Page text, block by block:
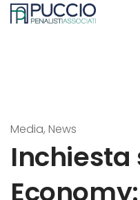
Media, News
Inchiesta